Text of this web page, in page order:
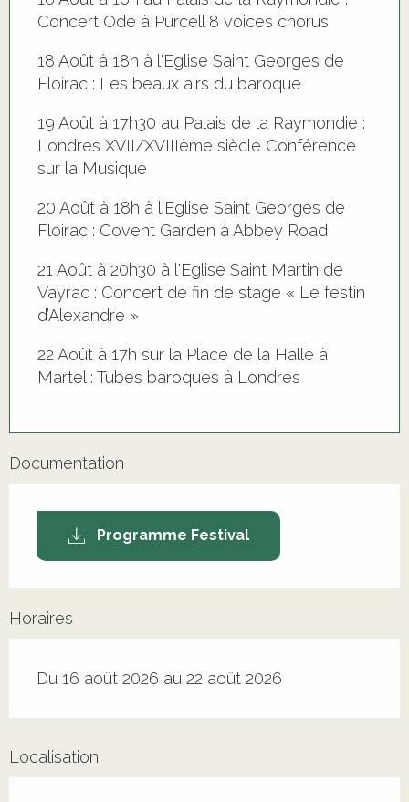
Concert Ode à Purcell 8 voices chorus
18 Août à 18h à l'Eglise Saint Georges de
Floirac : Les beaux airs du baroque
19 Août à 17h30 au Palais de la Raymondie :
Londres XVII/XVIIIème siècle Conférence
sur la Musique
20 Août à 18h à l'Eglise Saint Georges de
Floirac : Covent Garden à Abbey Road
21 Août à 20h30 à l'Eglise Saint Martin de
Vayrac : Concert de fin de stage « Le festin
d’Alexandre »
22 Août à 17h sur la Place de la Halle à
Martel : Tubes baroques à Londres
Documentation
Programme Festival
Horaires
Du 16 août 2026 au 22 août 2026
Localisation